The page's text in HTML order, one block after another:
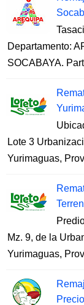
Departamento:
SOCABAYA.
Lote 3
Yurimaguas,
Mz. 9, de la
Yurimaguas,